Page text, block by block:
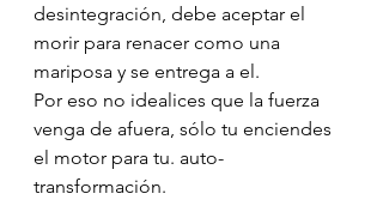
desintegración, debe aceptar el
morir para renacer como una
mariposa y se entrega a el.
Por eso no idealices que la fuerza
venga de afuera, sólo tu enciendes
el motor para tu. auto-
transformación.